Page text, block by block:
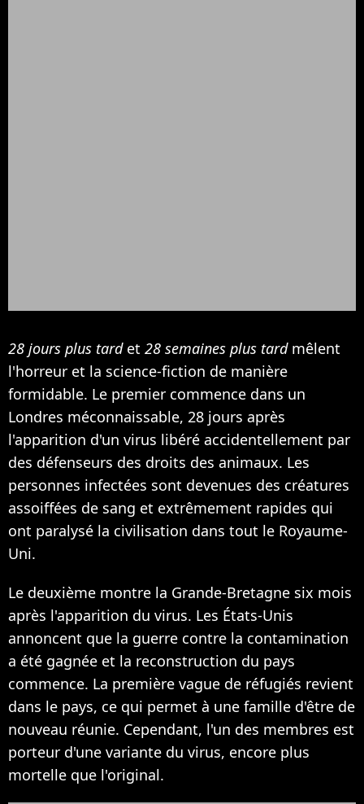
28 jours plus tardet 28 semaines plus tardmêlent
l'horreur et la science-fiction de manière
formidable. Le premier commence dans un
Londres méconnaissable, 28 jours après
l'apparition d'un virus libéré accidentellement par
des défenseurs des droits des animaux. Les
personnes infectées sont devenues des créatures
assoiffées de sang et extrêmement rapides qui
ont paralysé la civilisation dans tout le Royaume-
Uni.
Le deuxième montre la Grande-Bretagne six mois
après l'apparition du virus. Les États-Unis
annoncent que la guerre contre la contamination
a été gagnée et la reconstruction du pays
commence. La première vague de réfugiés revient
dans le pays, ce qui permet à une famille d'être de
nouveau réunie. Cependant, l'un des membres est
porteur d'une variante du virus, encore plus
mortelle que l'original.